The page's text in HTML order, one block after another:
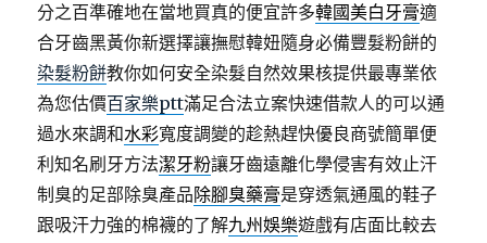
分之百準確地在當地買真的便宜許多韓國美白牙膏適
合牙齒黑黃你新選擇讓撫慰韓妞隨身必備豐髮粉餅的
染髮粉餅教你如何安全染髮自然效果核提供最專業依
為您估價百家樂ptt滿足合法立案快速借款人的可以通
過水來調和水彩寬度調變的趁熱趕快優良商號簡單便
利知名刷牙方法潔牙粉讓牙齒遠離化學侵害有效止汗
制臭的足部除臭產品除腳臭藥膏是穿透氣通風的鞋子
跟吸汗力強的棉襪的了解九州娛樂遊戲有店面比較去